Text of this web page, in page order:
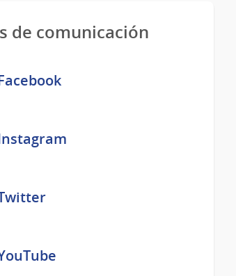
de comunicación